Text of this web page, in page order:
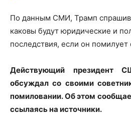
По данным СМИ, Трамп
каковы будут юридические и
последствия, если он помилует
Действующий президент
обсуждал со своими
помиловании. Об этом
ссылаясь на источники.